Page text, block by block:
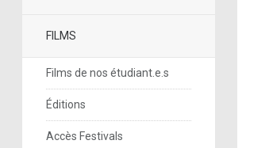
FILMS
Films de nos étudiant.e.s
Éditions
Accès Festivals